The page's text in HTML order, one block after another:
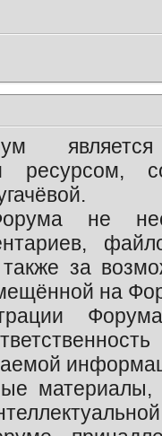
является
ресурсом,
не
также за
на